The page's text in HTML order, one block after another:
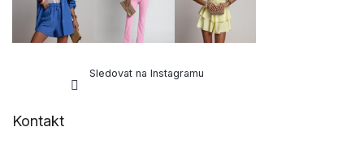
Sledovat na Instagramu
Kontakt